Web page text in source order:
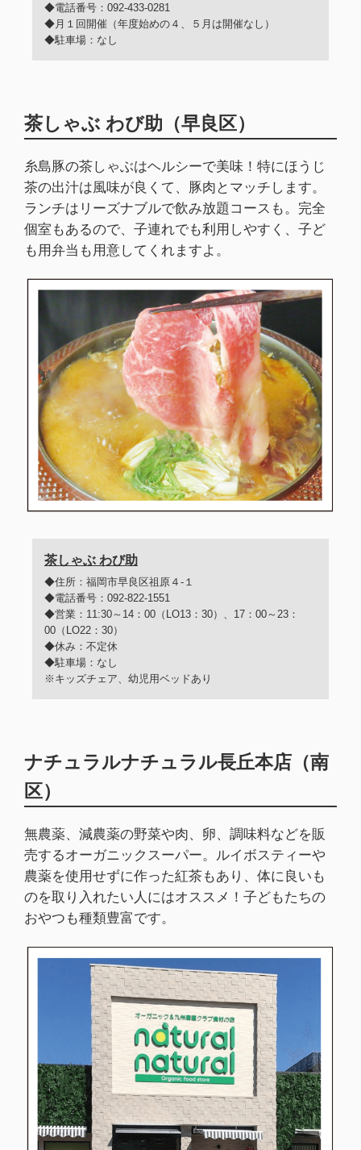
◆電話番号：092-433-0281
◆月１回開催（年度始めの４、５月は開催なし）
◆駐車場：なし
茶しゃぶ わび助（早良区）
糸島豚の茶しゃぶはヘルシーで美味！特にほうじ
茶の出汁は風味が良くて、豚肉とマッチします。
ランチはリーズナブルで飲み放題コースも。完全
個室もあるので、子連れでも利用しやすく、子ど
も用弁当も用意してくれますよ。
茶しゃぶ わび助
◆住所：福岡市早良区祖原４-１
◆電話番号：092-822-1551
◆営業：11:30～14：00（LO13：30）、17：00～23：
00（LO22：30）
◆休み：不定休
◆駐車場：なし
※キッズチェア、幼児用ベッドあり
ナチュラルナチュラル長丘本店（南
区）
無農薬、減農薬の野菜や肉、卵、調味料などを販
売するオーガニックスーパー。ルイボスティーや
農薬を使用せずに作った紅茶もあり、体に良いも
のを取り入れたい人にはオススメ！子どもたちの
おやつも種類豊富です。